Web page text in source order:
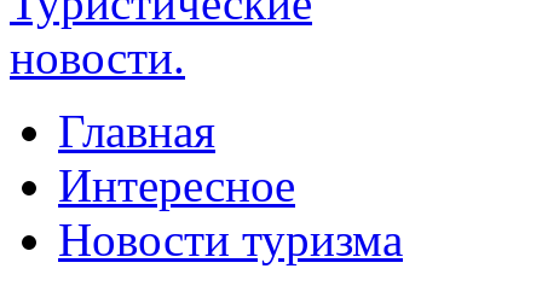
Главная
Интересное
Новости туризма